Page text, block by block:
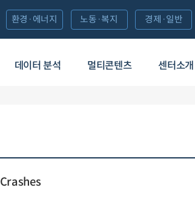
데이터 분석 멀티콘텐츠 센터소개
환경·에너지 노동·복지 경제·일반